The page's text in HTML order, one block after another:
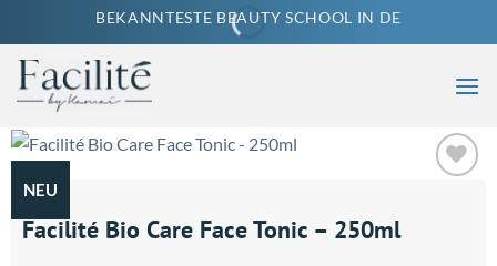
Inhalt
springen
BEKANNTESTE BEAUTY SCHOOL IN DE
NEU
hinzufügen
Facilité Bio Care Face Tonic – 250ml